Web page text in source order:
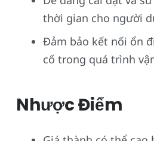
thời gian cho người
Đảm bảo kết nối ổn
cố trong quá trình
Nhược Điểm